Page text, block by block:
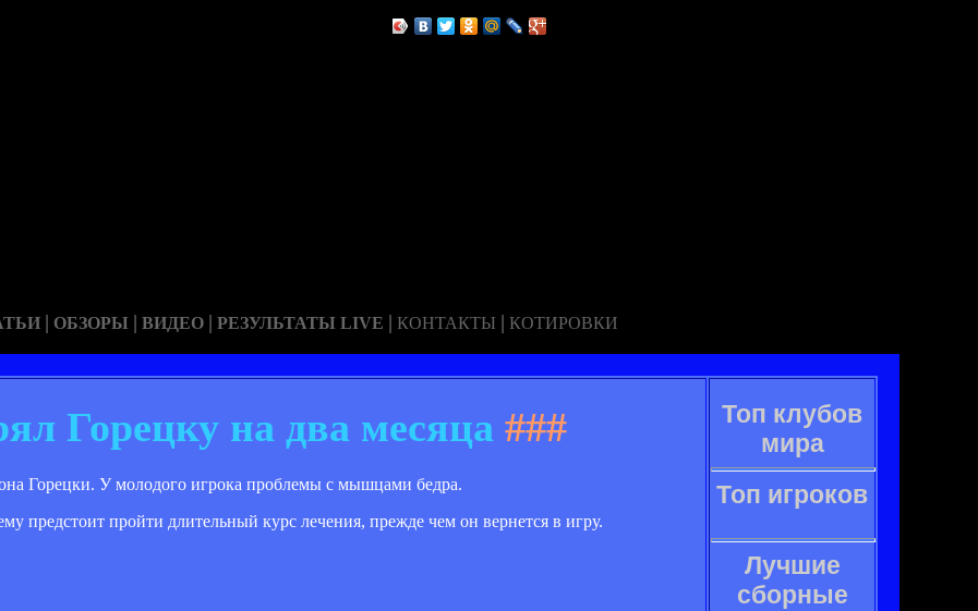
| ОБЗОРЫ | ВИДЕО | РЕЗУЛЬТАТЫ LIVE | КОНТАКТЫ | КОТИРОВКИ
Горецку на два месяца###
Горецки. У молодого игрока проблемы с мышцами бедра.
предстоит пройти длительный курс лечения, прежде чем он вернется в игру.
Топ клубов
мира
Топ игроков
Лучшие
сборные